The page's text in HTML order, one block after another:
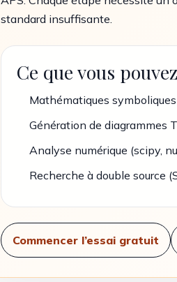
standard insuffisante.
Ce que vous
Mathématiques
Génération de diagrammes
Analyse numérique (scipy,
Recherche à double source
Commencer l’essai gratuit